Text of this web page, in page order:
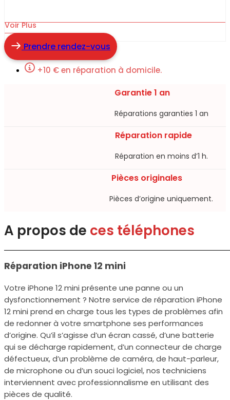
Voir Plus
Prendre rendez-vous
+10 € en réparation à domicile.
Garantie 1 an
Réparations garanties 1 an​
Réparation rapide
Réparation en moins d’1 h.​
Pièces originales
Pièces d’origine uniquement.​
A propos de ces téléphones
Réparation iPhone 12 mini
Votre iPhone 12 mini présente une panne ou un
dysfonctionnement ? Notre service de réparation iPhone
12 mini prend en charge tous les types de problèmes afin
de redonner à votre smartphone ses performances
d’origine. Qu’il s’agisse d’un écran cassé, d’une batterie
qui se décharge rapidement, d’un connecteur de charge
défectueux, d’un problème de caméra, de haut-parleur,
de microphone ou d’un souci logiciel, nos techniciens
interviennent avec professionnalisme en utilisant des
pièces de qualité.